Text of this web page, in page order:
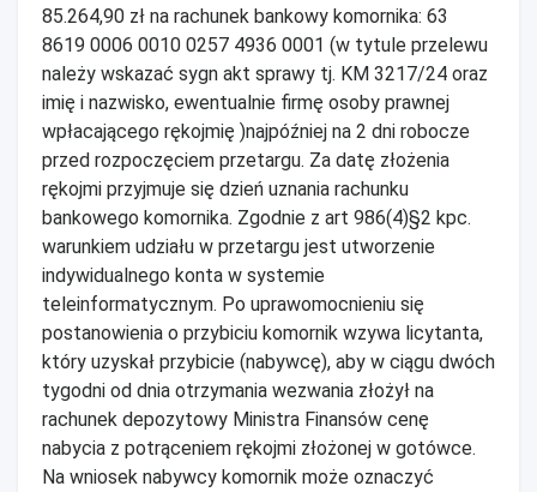
85.264,90 zł na rachunek bankowy komornika: 63
8619 0006 0010 0257 4936 0001 (w tytule przelewu
należy wskazać sygn akt sprawy tj. KM 3217/24 oraz
imię i nazwisko, ewentualnie firmę osoby prawnej
wpłacającego rękojmię )najpóźniej na 2 dni robocze
przed rozpoczęciem przetargu. Za datę złożenia
rękojmi przyjmuje się dzień uznania rachunku
bankowego komornika. Zgodnie z art 986(4)§2 kpc.
warunkiem udziału w przetargu jest utworzenie
indywidualnego konta w systemie
teleinformatycznym. Po uprawomocnieniu się
postanowienia o przybiciu komornik wzywa licytanta,
który uzyskał przybicie (nabywcę), aby w ciągu dwóch
tygodni od dnia otrzymania wezwania złożył na
rachunek depozytowy Ministra Finansów cenę
nabycia z potrąceniem rękojmi złożonej w gotówce.
Na wniosek nabywcy komornik może oznaczyć